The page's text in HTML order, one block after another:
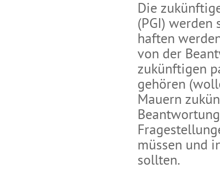
Die
(PGI) werden
haften
von der
zukünftigen
gehören
Mauern
müssen und
sollten.